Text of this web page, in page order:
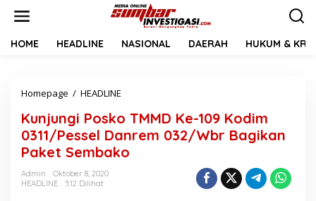
HOME HEADLINE NASIONAL DAERAH HUKUM &
Homepage / HEADLINE
n
j
u
n
Kunjungi Posko TMMD Ke-109 Kodim
0311/Pessel Danrem 032/Wbr Bagikan
Paket Sembako
Admin
Oktober 8, 2020
HEADLINE
512 Dilihat